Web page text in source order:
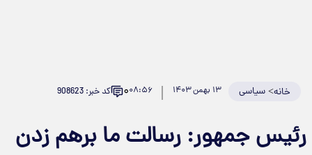
خانه>سیاسی ۱۳ بهمن ۱۴۰۳ ۰۸:۵۶۰ کد خبر: 908623
رئیس جمهور: رسالت ما برهم زدن